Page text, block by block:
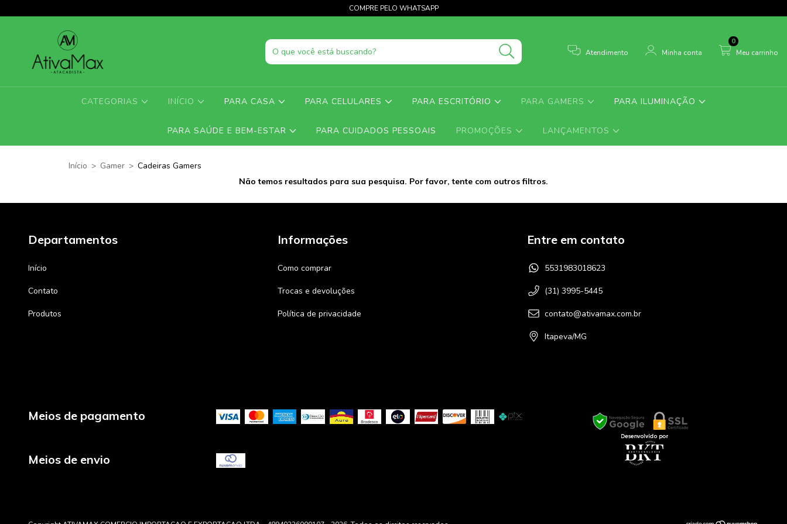
COMPRE PELO WHATSAPP
Atendimento Minha conta Meu carrinho
0
CATEGORIAS INÍCIO PARA CASA PARA CELULARES PARA ESCRITÓRIO PARA GAMERS PARA ILUMINAÇÃO
PARA SAÚDE E BEM-ESTAR PARA CUIDADOS PESSOAIS PROMOÇÕES LANÇAMENTOS
Início > Gamer > Cadeiras Gamers
Não temos resultados para sua pesquisa. Por favor, tente com outros filtros.
Departamentos
Início
Contato
Produtos
Informações
Como comprar
Trocas e devoluções
Política de privacidade
Entre em contato
5531983018623
(31) 3995-5445
contato@ativamax.com.br
Itapeva/MG
Meios de pagamento
Meios de envio